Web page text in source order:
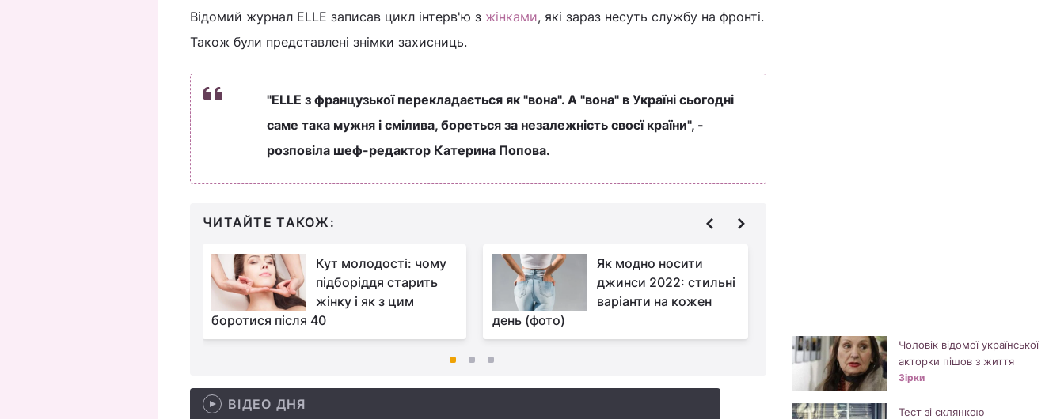
Відомий журнал ELLE записав цикл інтерв'ю з жінками, які зараз несуть службу на фронті.
Також були представлені знімки захисниць.
"ELLE з французької перекладається як "вона". А "вона" в Україні сьогодні
саме така мужня і смілива, бореться за незалежність своєї країни", -
розповіла шеф-редактор Катерина Попова.
ЧИТАЙТЕ ТАКОЖ:
Кут молодості: чому
підборіддя старить
жінку і як з цим
боротися після 40
Як модно носити
джинси 2022: стильні
варіанти на кожен
день (фото)
ВІДЕО ДНЯ
Чоловік відомої української
акторки пішов з життя
Зірки
Тест зі склянкою